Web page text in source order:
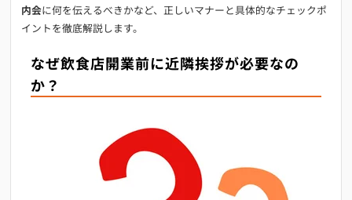
内会に何を伝えるべきかなど、正しいマナーと具体的なチェックポ
イントを徹底解説します。
なぜ飲食店開業前に近隣挨拶が必要なの
か？